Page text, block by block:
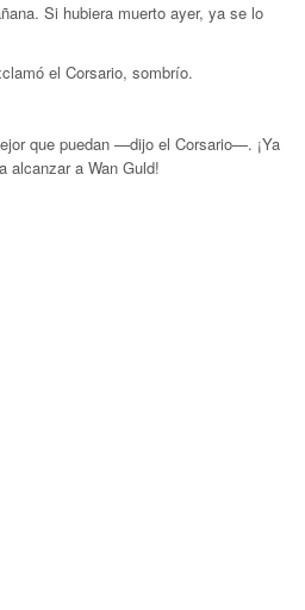
Si hubiera muerto ayer, ya se lo
el Corsario, sombrío.
que puedan —dijo el Corsario—. ¡Ya
alcanzar a Wan Guld!